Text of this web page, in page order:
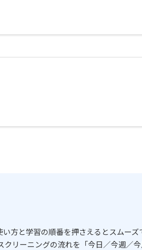
方と学習の順番を押さえるとスムーズ
ーニングの流れを「今日／今週／今